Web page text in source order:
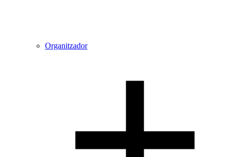
Organitzador